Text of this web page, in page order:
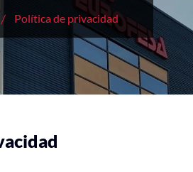
Política de privacidad